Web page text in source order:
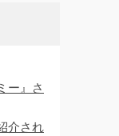
ー』さ
介され